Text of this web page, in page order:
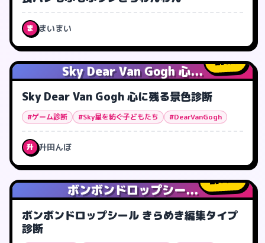
ま まいまい
Sky Dear Van Gogh 心...
1人
Sky Dear Van Gogh 心に残る景色診断
#ゲーム診断 #Sky星を紡ぐ子どもたち #DearVanGogh
升 升田んぼ
ボンボンドロップシー...
14人
ボンボンドロップシール きらめき編集タイプ
診断